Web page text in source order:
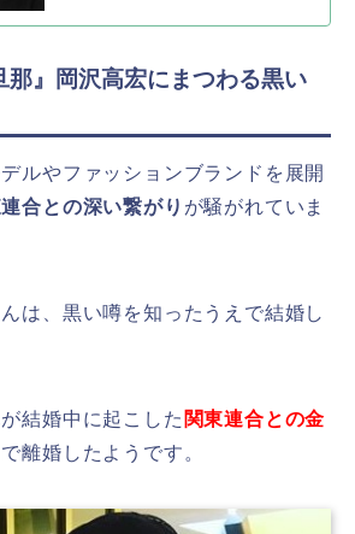
那』岡沢高宏にまつわる黒い
ルやファッションブランドを展開
合との深い繋がり が騒がれていま
は、黒い噂を知ったうえで結婚し
結婚中に起こした 関東連合との金
離婚したようです。